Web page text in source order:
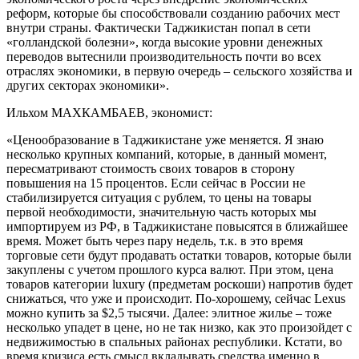
реформ, которые бы способствовали созданию рабочих мест
внутри страны. Фактически Таджикистан попал в сети
«голландской болезни», когда высокие уровни денежных
переводов вытеснили производительность почти во всех
отраслях экономики, в первую очередь – сельского хозяйства и
других секторах экономики».
Ильхом МАХКАМБАЕВ, экономист:
«Ценообразование в Таджикистане уже меняется. Я знаю
несколько крупных компаний, которые, в данный момент,
пересматривают стоимость своих товаров в сторону
повышения на 15 процентов. Если сейчас в России не
стабилизируется ситуация с рублем, то цены на товары
первой необходимости, значительную часть которых мы
импортируем из РФ, в Таджикистане повысятся в ближайшее
время. Может быть через пару недель, т.к. в это время
торговые сети будут продавать остатки товаров, которые были
закуплены с учетом прошлого курса валют. При этом, цена
товаров категории luxury (предметам роскоши) напротив будет
снижаться, что уже и происходит. По-хорошему, сейчас Lexus
можно купить за $2,5 тысячи. Далее: элитное жилье – тоже
несколько упадет в цене, но не так низко, как это произойдет с
недвижимостью в спальных районах республики. Кстати, во
время кризиса есть смысл вкладывать средства именно в